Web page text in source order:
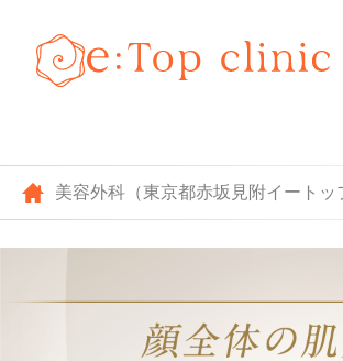
美容外科（東京都赤坂見附イートッ